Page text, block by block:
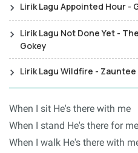
Lirik Lagu Appointed Hour -
Lirik Lagu Not Done Yet -
Gokey
Lirik Lagu Wildfire - Zauntee
When I sit He's there with me
When I stand He's there for me
When I walk He's there with